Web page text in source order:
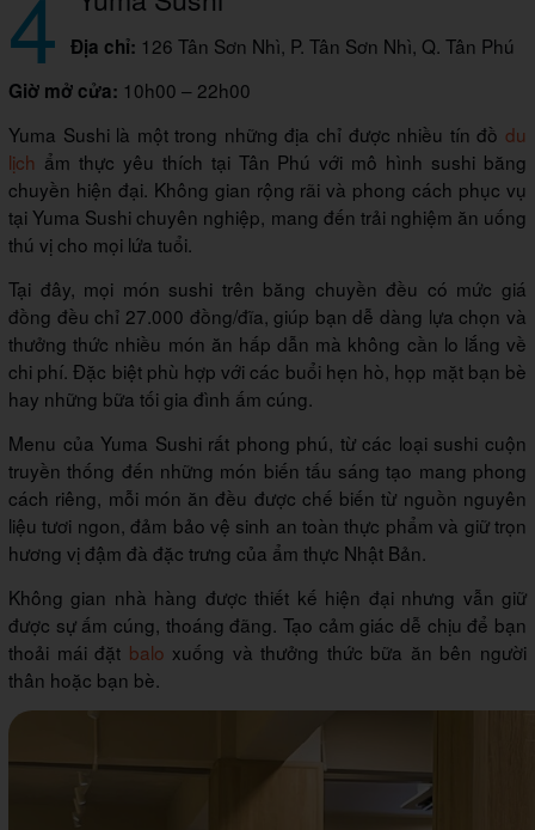
Địa chỉ: 126 Tân Sơn Nhì, P. Tân Sơn Nhì, Q. Tân Phú
Giờ mở cửa: 10h00 – 22h00
Yuma Sushi là một trong những địa chỉ được nhiều tín đồ du
lịch ẩm thực yêu thích tại Tân Phú với mô hình sushi băng
chuyền hiện đại. Không gian rộng rãi và phong cách phục vụ
tại Yuma Sushi chuyên nghiệp, mang đến trải nghiệm ăn uống
thú vị cho mọi lứa tuổi.
Tại đây, mọi món sushi trên băng chuyền đều có mức giá
đồng đều chỉ 27.000 đồng/đĩa, giúp bạn dễ dàng lựa chọn và
thưởng thức nhiều món ăn hấp dẫn mà không cần lo lắng về
chi phí. Đặc biệt phù hợp với các buổi hẹn hò, họp mặt bạn bè
hay những bữa tối gia đình ấm cúng.
Menu của Yuma Sushi rất phong phú, từ các loại sushi cuộn
truyền thống đến những món biến tấu sáng tạo mang phong
cách riêng, mỗi món ăn đều được chế biến từ nguồn nguyên
liệu tươi ngon, đảm bảo vệ sinh an toàn thực phẩm và giữ trọn
hương vị đậm đà đặc trưng của ẩm thực Nhật Bản.
Không gian nhà hàng được thiết kế hiện đại nhưng vẫn giữ
được sự ấm cúng, thoáng đãng. Tạo cảm giác dễ chịu để bạn
thoải mái đặt balo xuống và thưởng thức bữa ăn bên người
thân hoặc bạn bè.